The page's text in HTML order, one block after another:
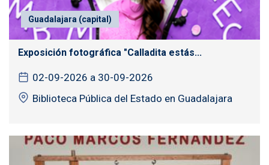
Guadalajara (capital)
Exposición fotográfica "Calladita estás...
02-09-2026 a 30-09-2026
Biblioteca Pública del Estado en Guadalajara